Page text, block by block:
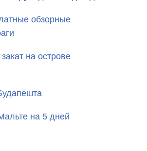
обзорные
на острове
на 5 дней